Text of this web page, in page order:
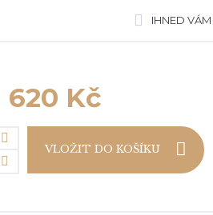
IHNED
620 Kč
VLOŽIT DO KOŠÍKU